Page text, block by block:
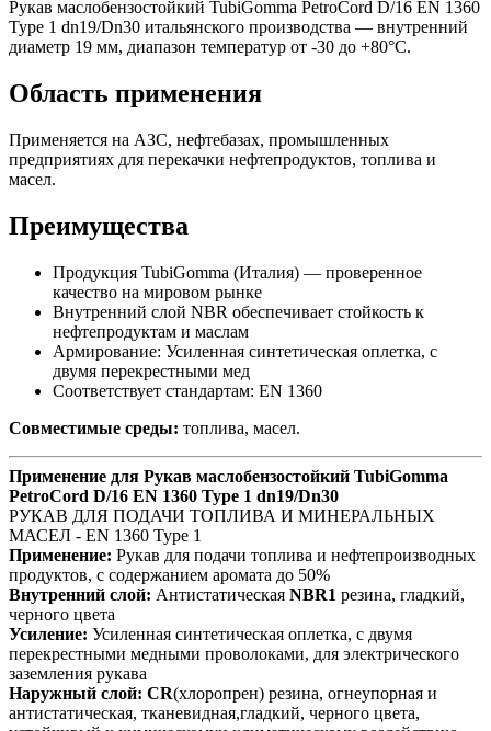
Рукав маслобензостойкий TubiGomma PetroCord D/16 EN 1360
Type 1 dn19/Dn30 итальянского производства — внутренний
диаметр 19 мм, диапазон температур от -30 до +80°C.
Область применения
Применяется на АЗС, нефтебазах, промышленных
предприятиях для перекачки нефтепродуктов, топлива и
масел.
Преимущества
Продукция TubiGomma (Италия) — проверенное
качество на мировом рынке
Внутренний слой NBR обеспечивает стойкость к
нефтепродуктам и маслам
Армирование: Усиленная синтетическая оплетка, с
двумя перекрестными мед
Соответствует стандартам: EN 1360
Совместимые среды: топлива, масел.
Применение для Рукав маслобензостойкий TubiGomma
PetroCord D/16 EN 1360 Type 1 dn19/Dn30
РУКАВ ДЛЯ ПОДАЧИ ТОПЛИВА И МИНЕРАЛЬНЫХ
МАСЕЛ - EN 1360 Type 1
Применение: Рукав для подачи топлива и нефтепроизводных
продуктов, с содержанием аромата до 50%
Внутренний слой: Антистатическая NBR1 резина, гладкий,
черного цвета
Усиление: Усиленная синтетическая оплетка, с двумя
перекрестными медными проволоками, для электрического
заземления рукава
Наружный слой: CR(хлоропрен) резина, огнеупорная и
антистатическая, тканевидная,гладкий, черного цвета,